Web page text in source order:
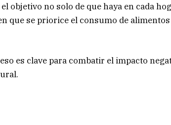
objetivo no solo de que haya en cada
que se priorice el consumo de
es clave para combatir el impacto